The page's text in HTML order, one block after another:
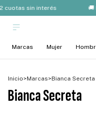
cuotas sin interés 🚚
Marcas Mujer
Inicio>Marcas>Bianca Secreta
Bianca Secreta